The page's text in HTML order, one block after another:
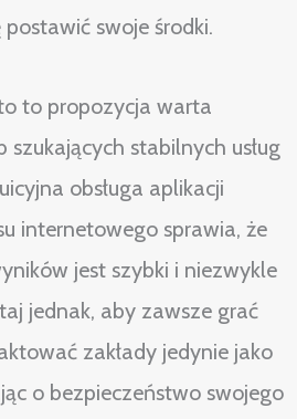
swoje środki.
to propozycja warta
stabilnych usług
obsługa aplikacji
internetowego sprawia, że
jest szybki i niezwykle
jednak, aby zawsze grać
zakłady jedynie jako
o bezpieczeństwo swojego